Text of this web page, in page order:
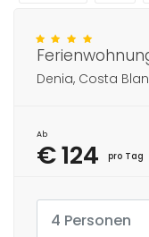
Denia, Costa
Ab
€ 124 pro Tag
4 Personen